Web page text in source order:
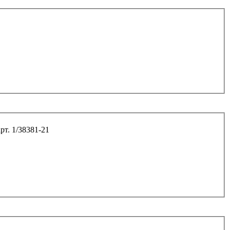
с зубчатым буртиком (бампера 2101) арт. 1/38381-21